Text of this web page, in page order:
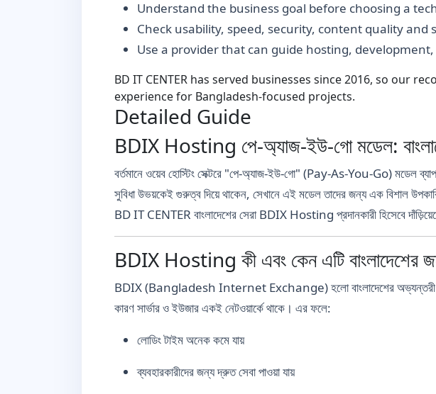
Understand the business goal before choosing a
Check usability, speed, security, content quality
Use a provider that can guide hosting,
BD IT CENTER has served businesses since 2016, so our
experience for Bangladesh-focused projects.
Detailed Guide
BDIX Hosting পে-অ্যাজ-ইউ-গো মডেল:
বর্তমানে ওয়েব হোস্টিং সেক্টরে "পে-অ্যাজ-ইউ-গো" (Pay-As-You-Go) মডেল ব্যাপক
সুবিধা উভয়কেই গুরুত্ব দিয়ে থাকেন, সেখানে এই মডেল তাদের জন্য এক বিশাল
BD IT CENTER বাংলাদেশের সেরা BDIX Hosting প্রদানকারী হিসেবে
BDIX Hosting কী এবং কেন এটি বাংলাদেশের
BDIX (Bangladesh Internet Exchange) হলো বাংলাদেশের অভ্যন্তরীণ
কারণ সার্ভার ও ইউজার একই নেটওয়ার্কে থাকে। এর ফলে:
লোডিং টাইম অনেক কমে যায়
ব্যবহারকারীদের জন্য দ্রুত সেবা পাওয়া যায়